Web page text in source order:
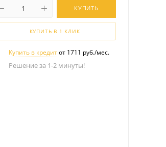
КУПИТЬ
КУПИТЬ В 1 КЛИК
Купить в кредитот 1711 руб./мес.
Решение за 1-2 минуты!